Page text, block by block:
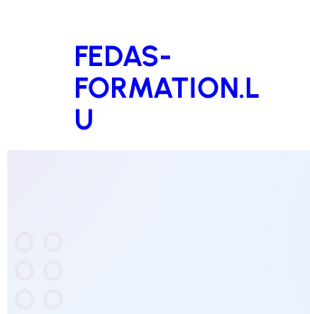
FEDAS-
FORMATION.L
U